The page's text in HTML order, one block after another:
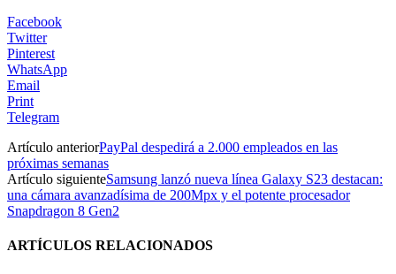
Facebook
Twitter
Pinterest
WhatsApp
Email
Print
Telegram
Artículo anteriorPayPal despedirá a 2.000 empleados en las
próximas semanas
Artículo siguienteSamsung lanzó nueva línea Galaxy S23 destacan:
una cámara avanzadísima de 200Mpx y el potente procesador
Snapdragon 8 Gen2
ARTÍCULOS RELACIONADOS